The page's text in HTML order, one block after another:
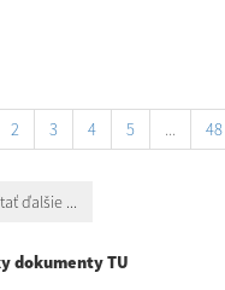
2 3 4 5 ... 48
ďalšie ...
dokumenty TU